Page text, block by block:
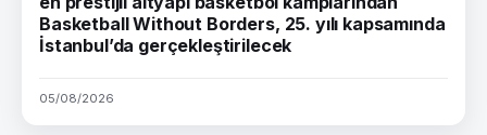
Basketball Without Borders, 25. yılı kapsamında
İstanbul’da gerçekleştirilecek
05/08/2026